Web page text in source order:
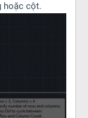
hoặc cột.